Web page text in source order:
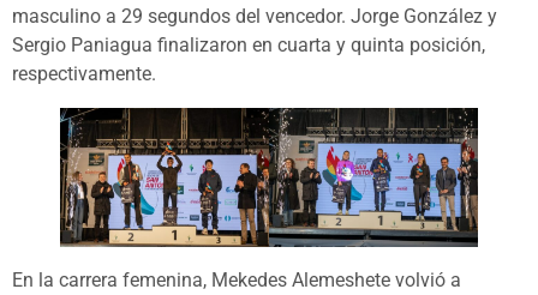
masculino a 29 segundos del vencedor. Jorge González y
Sergio Paniagua finalizaron en cuarta y quinta posición,
respectivamente.
En la carrera femenina, Mekedes Alemeshete volvió a